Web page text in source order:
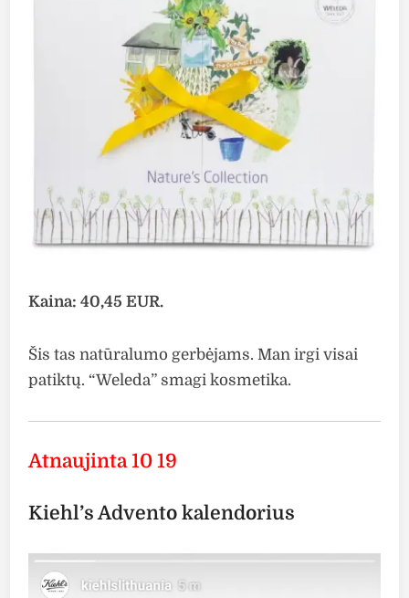
Kaina: 40,45 EUR.
Šis tas natūralumo gerbėjams. Man irgi visai
patiktų. “Weleda” smagi kosmetika.
Atnaujinta 10 19
Kiehl’s Advento kalendorius